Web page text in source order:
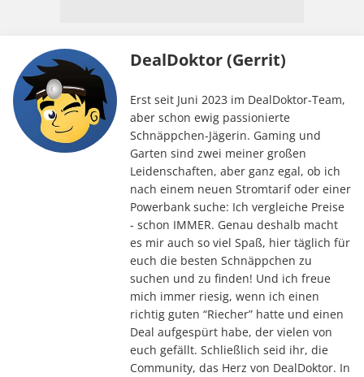
DealDoktor (Gerrit)
Erst seit Juni 2023 im DealDoktor-Team,
aber schon ewig passionierte
Schnäppchen-Jägerin. Gaming und
Garten sind zwei meiner großen
Leidenschaften, aber ganz egal, ob ich
nach einem neuen Stromtarif oder einer
Powerbank suche: Ich vergleiche Preise
- schon IMMER. Genau deshalb macht
es mir auch so viel Spaß, hier täglich für
euch die besten Schnäppchen zu
suchen und zu finden! Und ich freue
mich immer riesig, wenn ich einen
richtig guten “Riecher” hatte und einen
Deal aufgespürt habe, der vielen von
euch gefällt. Schließlich seid ihr, die
Community, das Herz von DealDoktor. In